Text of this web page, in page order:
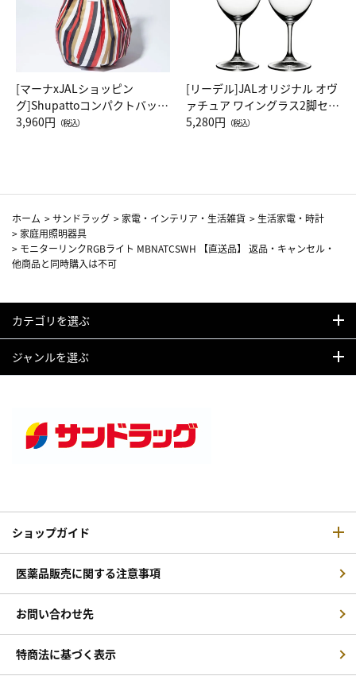
[マーナxJALショッピン
グ]Shupattoコンパクトバッグ
Drop JAL客室乗務員（LC）ス
3,960円 （税込）
[リーデル]JALオリジナル オヴ
ァチュア ワイングラス2脚セッ
ト（レッドワイン）
5,280円 （税込）
ホーム >サンドラッグ > 家電・インテリア・生活雑貨 > 生活家電・時計
> 家庭用照明器具
> モニターリンクRGBライト MBNATCSWH 【直送品】 返品・キャンセル・
他商品と同時購入は不可
カテゴリを選ぶ
ジャンルを選ぶ
ショップガイド
医薬品販売に関する注意事項
お問い合わせ先
特商法に基づく表示